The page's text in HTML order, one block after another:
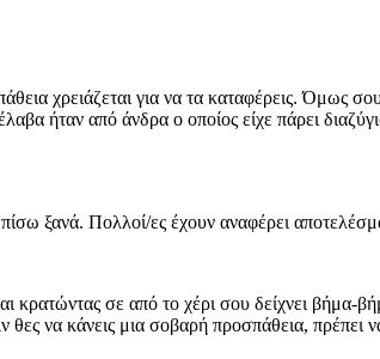
χρειάζεται για να τα καταφέρεις. Όμως
ήταν από άνδρα ο οποίος είχε πάρει
ξανά. Πολλοί/ες έχουν αναφέρει
κρατώντας σε από το χέρι σου δείχνει βήμα-
θες να κάνεις μια σοβαρή προσπάθεια, πρέπει